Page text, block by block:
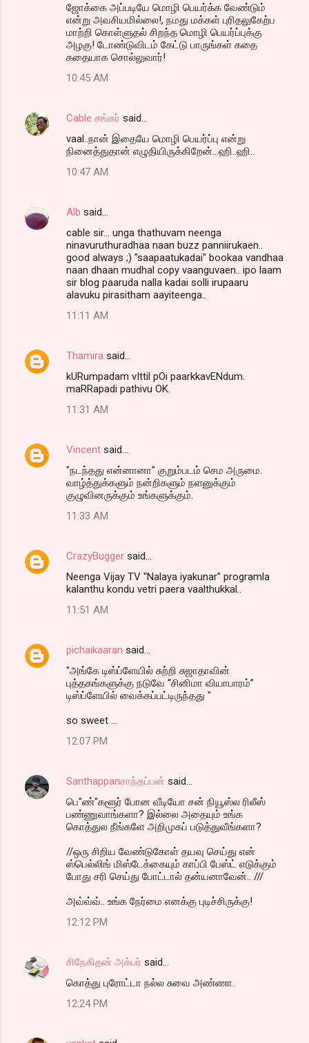
ஜோக்கை அப்படியே மொழி பெயர்க்க வேண்டும்
என்று அவசியமில்லை!, நமது மக்கள் புரிதலுகேற்ப
மாற்றி கொள்ளுதல் சிறந்த மொழி பெயர்ப்புக்கு
அழகு! டோண்டுவிடம் கேட்டு பாருங்கள் கதை
கதையாக சொல்லுவார்!
10:45 AM
Cable சங்கர் said…
vaal..நான் இதையே மொழி பெயர்ப்பு என்று
நினைத்துதான் எழுதியிருக்கிறேன்...ஹி..ஹி..
10:47 AM
Alb said…
cable sir... unga thathuvam neenga
ninavuruthuradhaa naan buzz panniirukaen..
good always ;) "saapaatukadai" bookaa vandhaa
naan dhaan mudhal copy vaanguvaen.. ipo laam
sir blog paaruda nalla kadai solli irupaaru
alavuku pirasitham aayiteenga..
11:11 AM
Thamira said…
kURumpadam vIttil pOi paarkkavENdum.
maRRapadi pathivu OK.
11:31 AM
Vincent said…
"நடந்தது என்னானா" குறும்படம் செம அருமை.
வாழ்த்துக்களும் நன்றிகளும் நளனுக்கும்
குழுவினருக்கும் உங்களுக்கும்.
11:33 AM
CrazyBugger said…
Neenga Vijay TV "Nalaya iyakunar" programla
kalanthu kondu vetri paera vaalthukkal..
11:51 AM
pichaikaaran said…
"அங்கே டிஸ்ப்ளேயில் சுற்றி சுஜாதாவின்
புத்தகங்களுக்கு நடுவே “சினிமா வியாபாரம்”
டிஸ்ப்ளேயில் வைக்கப்பட்டிருந்தது "
so sweet ...
12:07 PM
Santhappanசாந்தப்பன் said…
பெ"ண்"களூர் போன வீடியோ சன் நியூஸ்ல ரிலீஸ்
பண்ணுவாங்களா? இல்லை அதையும் உங்க
கொத்துல நீங்களே அறிமுகப் படுத்துவீங்களா?
//ஒரு சிறிய வேண்டுகோள் தயவு செய்து என்
ஸ்பெல்லிங் மிஸ்டேக்கையும் காப்பி பேஸ்ட் எடுக்கும்
போது சரி செய்து போட்டால் தன்யனாவேன்.. ///
அவ்வ்வ்.. உங்க நேர்மை எனக்கு புடிச்சிருக்கு!
12:12 PM
சிநேகிதன் அக்பர் said…
கொத்து புரோட்டா நல்ல சுவை அண்ணா.
12:24 PM